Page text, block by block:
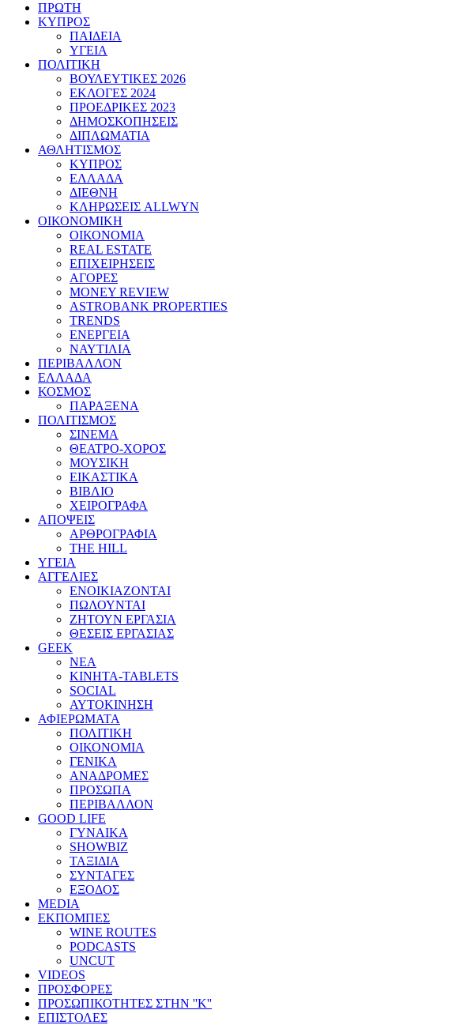
ΠΡΩΤΗ
ΚΥΠΡΟΣ
ΠΑΙΔΕΙΑ
ΥΓΕΙΑ
ΠΟΛΙΤΙΚΗ
ΒΟΥΛΕΥΤΙΚΕΣ 2026
ΕΚΛΟΓΕΣ 2024
ΠΡΟΕΔΡΙΚΕΣ 2023
ΔΗΜΟΣΚΟΠΗΣΕΙΣ
ΔΙΠΛΩΜΑΤΙΑ
ΑΘΛΗΤΙΣΜΟΣ
ΚΥΠΡΟΣ
ΕΛΛΑΔΑ
ΔΙΕΘΝΗ
ΚΛΗΡΩΣΕΙΣ ALLWYN
ΟΙΚΟΝΟΜΙΚΗ
ΟΙΚΟΝΟΜΙΑ
REAL ESTATE
ΕΠΙΧΕΙΡΗΣΕΙΣ
ΑΓΟΡΕΣ
MONEY REVIEW
ASTROBANK PROPERTIES
TRENDS
ΕΝΕΡΓΕΙΑ
ΝΑΥΤΙΛΙΑ
ΠΕΡΙΒΑΛΛΟΝ
ΕΛΛΑΔΑ
ΚΟΣΜΟΣ
ΠΑΡΑΞΕΝΑ
ΠΟΛΙΤΙΣΜΟΣ
ΣΙΝΕΜΑ
ΘΕΑΤΡΟ-ΧΟΡΟΣ
ΜΟΥΣΙΚΗ
ΕΙΚΑΣΤΙΚΑ
ΒΙΒΛΙΟ
ΧΕΙΡΟΓΡΑΦΑ
ΑΠΟΨΕΙΣ
ΑΡΘΡΟΓΡΑΦΙΑ
THE HILL
ΥΓΕΙΑ
ΑΓΓΕΛΙΕΣ
ΕΝΟΙΚΙΑΖΟΝΤΑΙ
ΠΩΛΟΥΝΤΑΙ
ΖΗΤΟΥΝ ΕΡΓΑΣΙΑ
ΘΕΣΕΙΣ ΕΡΓΑΣΙΑΣ
GEEK
ΝΕΑ
ΚΙΝΗΤΑ-TABLETS
SOCIAL
ΑΥΤΟΚΙΝΗΣΗ
ΑΦΙΕΡΩΜΑΤΑ
ΠΟΛΙΤΙΚΗ
ΟΙΚΟΝΟΜΙΑ
ΓΕΝΙΚΑ
ΑΝΑΔΡΟΜΕΣ
ΠΡΟΣΩΠΑ
ΠΕΡΙΒΑΛΛΟΝ
GOOD LIFE
ΓΥΝΑΙΚΑ
SHOWBIZ
ΤΑΞΙΔΙΑ
ΣΥΝΤΑΓΕΣ
ΕΞΟΔΟΣ
MEDIA
ΕΚΠΟΜΠΕΣ
WINE ROUTES
PODCASTS
UNCUT
VIDEOS
ΠΡΟΣΦΟΡΕΣ
ΠΡΟΣΩΠΙΚΟΤΗΤΕΣ ΣΤΗΝ ''Κ''
ΕΠΙΣΤΟΛΕΣ